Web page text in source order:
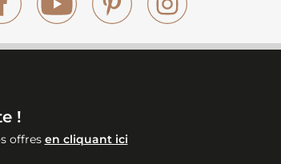
!
offres en cliquant ici